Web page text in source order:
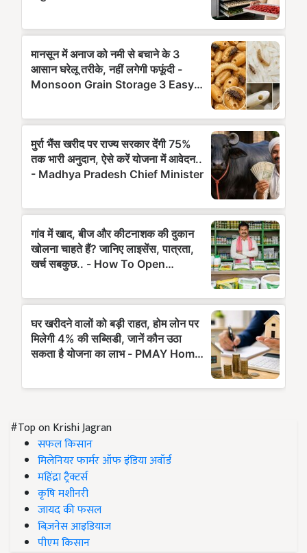
#Top on Krishi Jagran
सफल किसान
मिलेनियर फार्मर ऑफ इंडिया अवॉर्ड
महिंद्रा ट्रैक्टर्स
कृषि मशीनरी
जायद की फसल
बिज़नेस आइडियाज
पीएम किसान